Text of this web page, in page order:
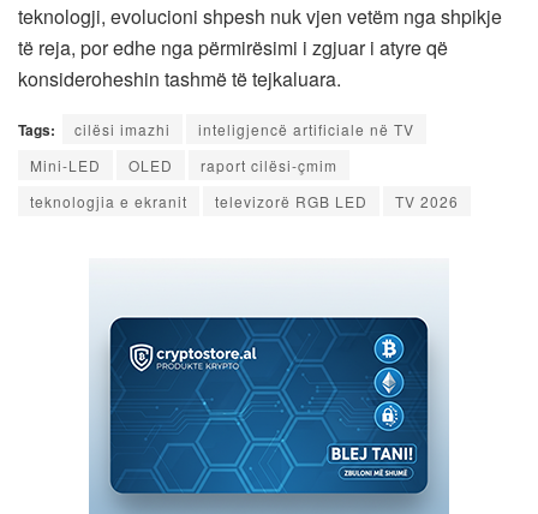
teknologji, evolucioni shpesh nuk vjen vetëm nga shpikje
të reja, por edhe nga përmirësimi i zgjuar i atyre që
konsideroheshin tashmë të tejkaluara.
Tags: cilësi imazhi
inteligjencë artificiale në TV
Mini-LED
OLED
raport cilësi-çmim
teknologjia e ekranit
televizorë RGB LED TV 2026